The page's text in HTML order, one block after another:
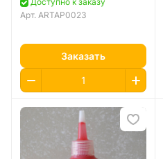
Арт. ARTAP0023
Заказать